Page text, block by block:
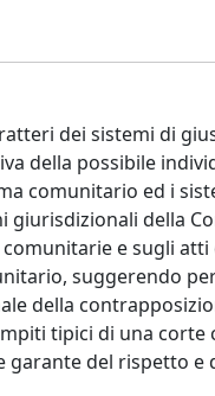
dei sistemi di
della possibile
comunitario ed i
giurisdizionali della
e sugli
suggerendo
della
tipici di una
del rispetto